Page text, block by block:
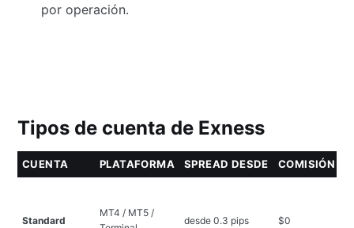
por operación.
Tipos de cuenta de Exness
CUENTA PLATAFORMA SPREAD DESDE COMISIÓN
Standard
MT4 / MT5 /
desde 0.3 pips $0